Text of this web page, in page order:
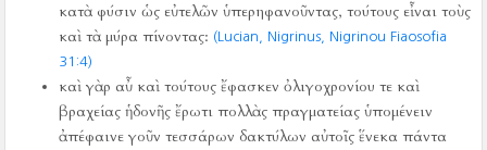
κατὰ φύσιν ὡς εὐτελῶν ὑπερηφανοῦντας, τούτους εἶναι τοὺς
καὶ τὰ μύρα πίνοντας: (Lucian, Nigrinus, Nigrinou Fiaosofia
31:4)
καὶ γὰρ αὖ καὶ τούτους ἔφασκεν ὀλιγοχρονίου τε καὶ
βραχείας ἡδονῆς ἔρωτι πολλὰς πραγματείας ὑπομένειν
ἀπέφαινε γοῦν τεσσάρων δακτύλων αὐτοῖς ἕνεκα πάντα